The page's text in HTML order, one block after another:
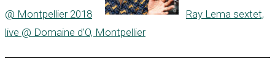
@ Montpellier 2018
Ray Lema sextet,
live @ Domaine d’O, Montpellier